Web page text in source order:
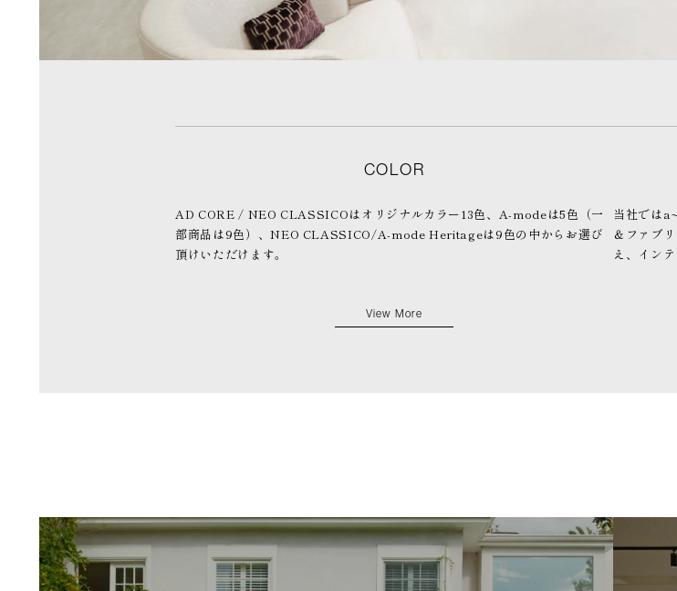
COLOR
AD CORE / NEO CLASSICOはオリジナルカラー13色、A-modeは5色（一
部商品は9色）、NEO CLASSICO/A-mode Heritageは9色の中からお選び
頂けいただけます。
View More
当社では
＆ファブ
え、イン